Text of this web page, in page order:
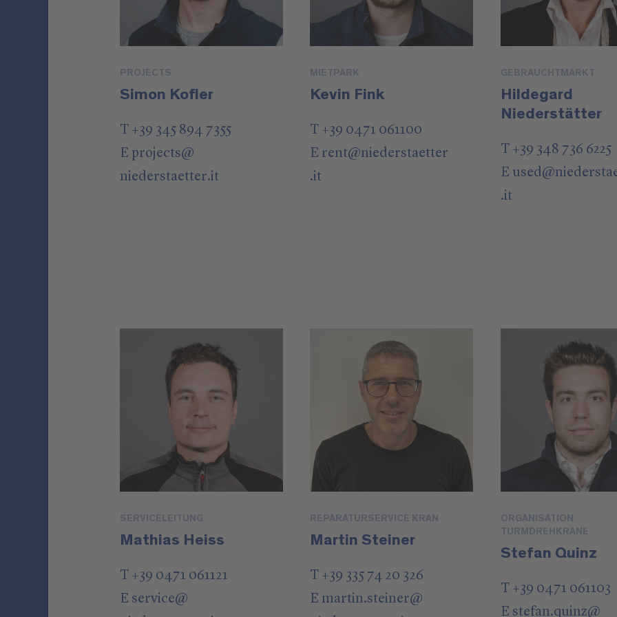
PROJECTS
Simon Kofler
T +39 345 894 7355
E projects@
niederstaetter.it
MIETPARK
Kevin Fink
T +39 0471 061100
E rent@niederstaetter
.it
GEBRAUCHTMARKT
Hildegard
Niederstätter
T +39 348 736 6225
E used@
.it
SERVICELEITUNG
Mathias Heiss
T +39 0471 061121
E service@
REPARATURSERVICE KRAN
Martin Steiner
T +39 335 74 20 326
E martin.steiner@
ORGANISATION
TURMDREHKRANE
Stefan Quinz
T +39 0471 061103
E stefan.quinz@